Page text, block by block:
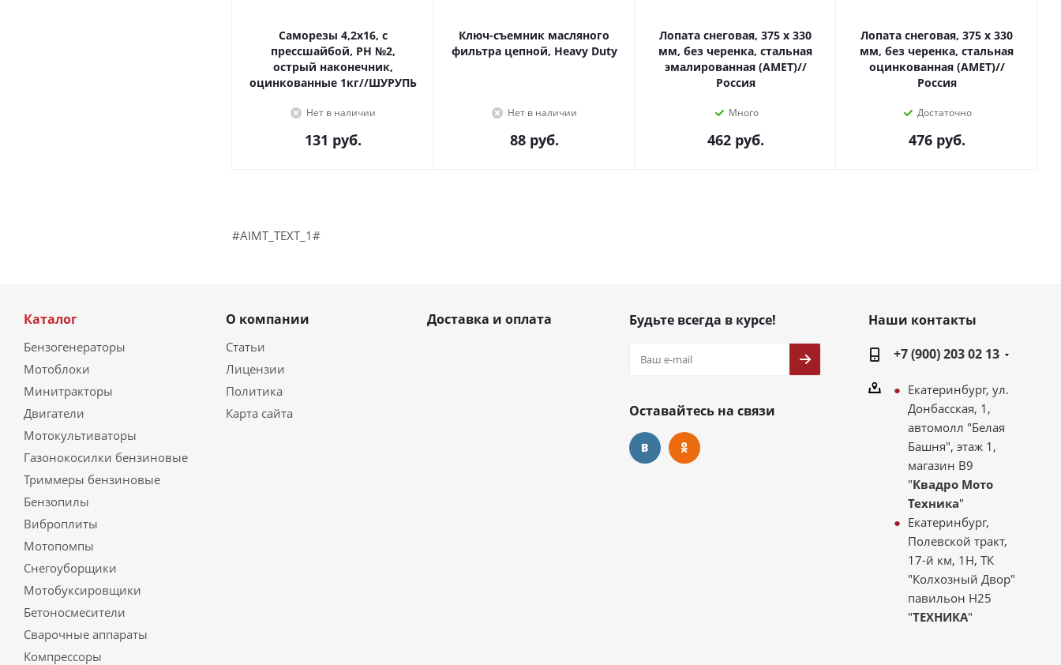
Саморезы 4,2х16, с
прессшайбой, PH №2,
острый наконечник,
оцинкованные 1кг//ШУРУПЬ
Нет в наличии
131 руб.
Ключ-съемник масляного
фильтра цепной, Heavy Duty
Нет в наличии
88руб.
Лопата снеговая, 375 х 330
мм, без черенка, стальная
эмалированная (АМЕТ)//
Россия
Много
462руб.
Лопата снеговая, 375 х 330
мм, без черенка, стальная
оцинкованная (АМЕТ)//
Россия
Достаточно
476руб.
#AIMT_TEXT_1#
Каталог
Бензогенераторы
Мотоблоки
Минитракторы
Двигатели
Мотокультиваторы
Газонокосилки бензиновые
Триммеры бензиновые
Бензопилы
Виброплиты
Мотопомпы
Снегоуборщики
Мотобуксировщики
Бетоносмесители
Сварочные аппараты
Компрессоры
О компании
Статьи
Лицензии
Политика
Карта сайта
Доставка и оплата Будьте всегда в курсе!
Оставайтесь на связи
Наши контакты
+7 (900) 203 02 13
Екатеринбург, ул.
Донбасская, 1,
автомолл "Белая
Башня", этаж 1,
магазин В9
"Квадро Мото
Техника"
Екатеринбург,
Полевской тракт,
17-й км, 1Н, ТК
"Колхозный Двор"
павильон Н25
"ТЕХНИКА"